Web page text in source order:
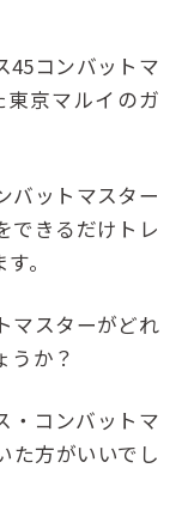
45コンバットマ
東京マルイのガ
バットマスター
できるだけトレ
。
マスターがどれ
うか？
・コンバットマ
た方がいいでし